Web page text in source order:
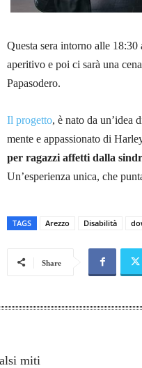
Questa sera intorno alle
aperitivo e poi ci sarà una
Papasodero.
Il progetto, è nato da un’idea
mente e appassionato di
per ragazzi affetti dalla
Un’esperienza unica, che
TAGS Arezzo Disabilità
Share
miti